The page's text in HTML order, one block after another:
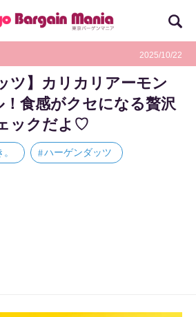
2025/10/22
ツ】カリカリアーモン
！食感がクセになる贅沢
ックだよ♡
ハーゲンダッツ